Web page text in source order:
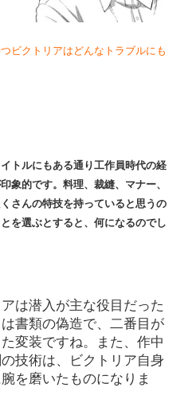
ビクトリアはどんなトラブルにも
トルにもある通り工作員時代の経
象的です。料理、裁縫、マナー、
さんの特技を持っていると思うの
を選ぶとすると、何になるのでし
は潜入が主な役目だった
書類の偽造で、二番目が
変装ですね。また、作中
技術は、ビクトリア自身
を磨いたものになりま